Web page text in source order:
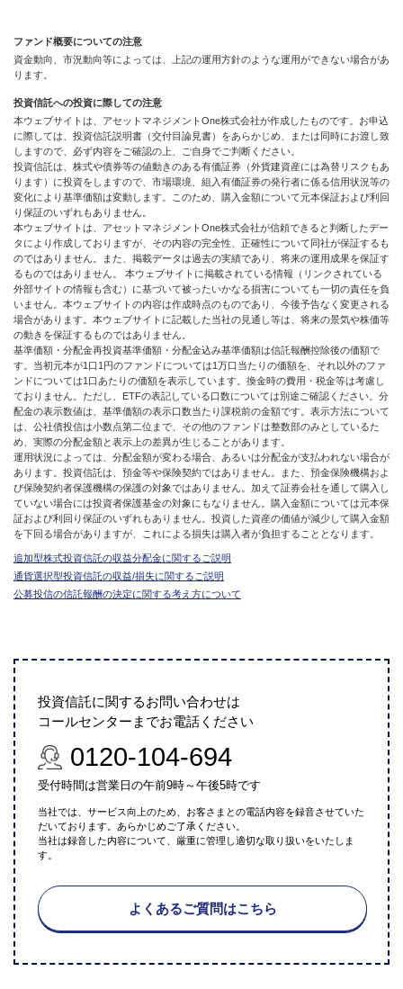
ファンド概要についての注意
資金動向、市況動向等によっては、上記の運用方針のような運用ができない場合があ
ります。
投資信託への投資に際しての注意
本ウェブサイトは、アセットマネジメントOne株式会社が作成したものです。お申込
に際しては、投資信託説明書（交付目論見書）をあらかじめ、または同時にお渡し致
しますので、必ず内容をご確認の上、ご自身でご判断ください。
投資信託は、株式や債券等の値動きのある有価証券（外貨建資産には為替リスクもあ
ります）に投資をしますので、市場環境、組入有価証券の発行者に係る信用状況等の
変化により基準価額は変動します。このため、購入金額について元本保証および利回
り保証のいずれもありません。
本ウェブサイトは、アセットマネジメントOne株式会社が信頼できると判断したデー
タにより作成しておりますが、その内容の完全性、正確性について同社が保証するも
のではありません。また、掲載データは過去の実績であり、将来の運用成果を保証す
るものではありません。 本ウェブサイトに掲載されている情報（リンクされている
外部サイトの情報も含む）に基づいて被ったいかなる損害についても一切の責任を負
いません。本ウェブサイトの内容は作成時点のものであり、今後予告なく変更される
場合があります。本ウェブサイトに記載した当社の見通し等は、将来の景気や株価等
の動きを保証するものではありません。
基準価額・分配金再投資基準価額・分配金込み基準価額は信託報酬控除後の価額で
す。当初元本が1口1円のファンドについては1万口当たりの価額を、それ以外のファ
ンドについては1口あたりの価額を表示しています。換金時の費用・税金等は考慮し
ておりません。ただし、ETFの表記している口数については別途ご確認ください。分
配金の表示数値は、基準価額の表示口数当たり課税前の金額です。表示方法について
は、公社債投信は小数点第二位まで、その他のファンドは整数部のみとしているた
め、実際の分配金額と表示上の差異が生じることがあります。
運用状況によっては、分配金額が変わる場合、あるいは分配金が支払われない場合が
あります。投資信託は、預金等や保険契約ではありません。また、預金保険機構およ
び保険契約者保護機構の保護の対象ではありません。加えて証券会社を通して購入し
ていない場合には投資者保護基金の対象にもなりません。購入金額については元本保
証および利回り保証のいずれもありません。投資した資産の価値が減少して購入金額
を下回る場合がありますが、これによる損失は購入者が負担することとなります。
追加型株式投資信託の収益分配金に関するご説明
通貨選択型投資信託の収益/損失に関するご説明
公募投信の信託報酬の決定に関する考え方について
投資信託に関するお問い合わせは
コールセンターまでお電話ください
0120-104-694
受付時間は営業日の午前9時～午後5時です
当社では、サービス向上のため、お客さまとの電話内容を録音させていた
だいております。あらかじめご了承ください。
当社は録音した内容について、厳重に管理し適切な取り扱いをいたしま
す。
よくあるご質問はこちら